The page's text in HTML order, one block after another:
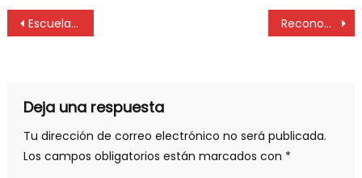
Escuelas privadas del oeste del Conurbano se reunirán este viernes para analizar la situación del sector Reconocidos especialistas forman una “Coalición” para debatir y encarar acciones concretas a favor de la Educación
Deja una respuesta
Tu dirección de correo electrónico no será publicada.
Los campos obligatorios están marcados con *